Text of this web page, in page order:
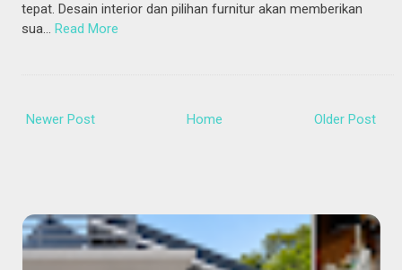
tepat. Desain interior dan pilihan furnitur akan memberikan
sua… Read More
Newer Post Older Post
Home